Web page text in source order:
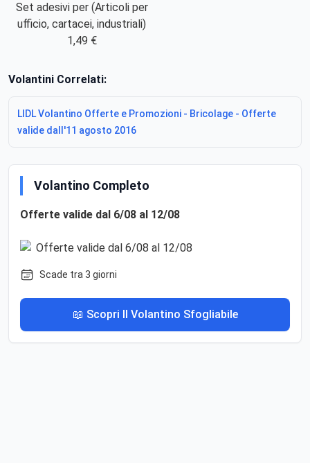
Set adesivi per (Articoli per
ufficio, cartacei, industriali)
1,49 €
Volantini Correlati:
LIDL Volantino Offerte e Promozioni - Bricolage - Offerte
valide dall'11 agosto 2016
Volantino Completo
Offerte valide dal 6/08 al 12/08
Scade tra 3 giorni
📖 Scopri Il Volantino Sfogliabile